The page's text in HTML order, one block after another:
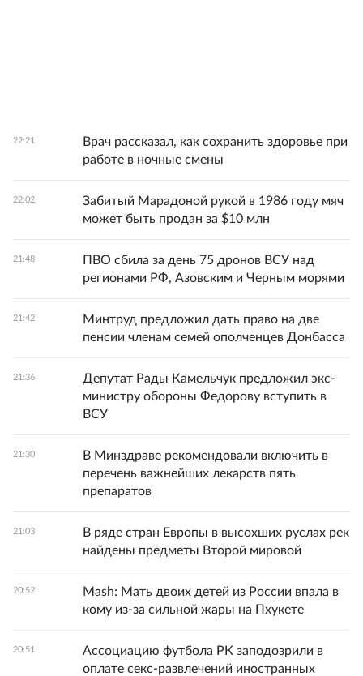
22:21
Врач рассказал, как сохранить здоровье при
работе в ночные смены
22:02
Забитый Марадоной рукой в 1986 году мяч
может быть продан за $10 млн
21:48
ПВО сбила за день 75 дронов ВСУ над
регионами РФ, Азовским и Черным морями
21:42
Минтруд предложил дать право на две
пенсии членам семей ополченцев Донбасса
21:36
Депутат Рады Камельчук предложил экс-
министру обороны Федорову вступить в
ВСУ
21:30
В Минздраве рекомендовали включить в
перечень важнейших лекарств пять
препаратов
21:03
В ряде стран Европы в высохших руслах рек
найдены предметы Второй мировой
20:52
Mash: Мать двоих детей из России впала в
кому из-за сильной жары на Пхукете
20:51
Ассоциацию футбола РК заподозрили в
оплате секс-развлечений иностранных